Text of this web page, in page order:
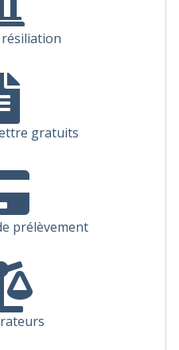
résiliation
gratuits
prélèvement